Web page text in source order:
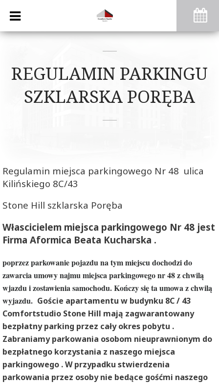
REGULAMIN PARKINGU
SZKLARSKA PORĘBA
Regulamin miejsca parkingowego Nr 48 ulica
Kilińskiego 8C/43
Stone Hill szklarska Poręba
Włascicielem miejsca parkingowego Nr 48 jest
Firma Aformica Beata Kucharska .
poprzez parkowanie pojazdu na tym miejscu dochodzi do
zawarcia umowy najmu miejsca parkingowego nr 48 z chwilą
wjazdu i zostawienia samochodu. Kończy się ta umowa z chwilą
wyjazdu. Goście apartamentu w budynku 8C / 43
Comfortstudio Stone Hill mają zagwarantowany
bezpłatny parking przez cały okres pobytu .
Zabraniamy parkowania osobom nieuprawnionym do
bezpłatnego korzystania z naszego miejsca
parkingowego . W przypadku stwierdzenia
parkowania przez osoby nie bedące gośćmi naszego